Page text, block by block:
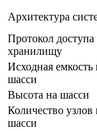
Архитектура
Протокол доступа
хранилищу
Исходная емкость
шасси
Высота на шасси
Количество узлов
шасси